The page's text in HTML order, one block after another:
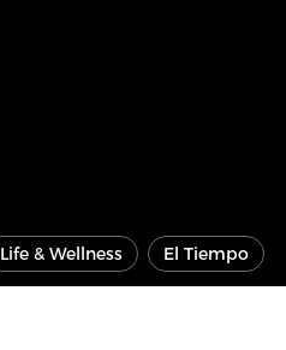
Life & Wellness El Tiempo